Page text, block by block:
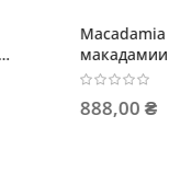
с маслом
волос